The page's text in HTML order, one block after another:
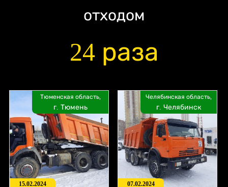
отходом
24 раза
Тюменская область,
г. Тюмень
15.02.2024
Челябинская область,
г. Челябинск
07.02.2024